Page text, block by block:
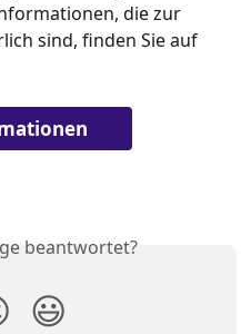
die zur
sind, finden Sie auf
beantwortet?
😃